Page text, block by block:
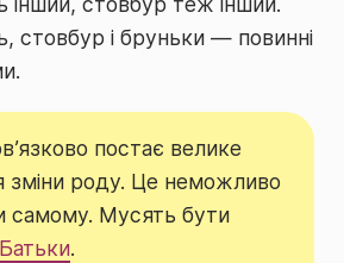
стовбур і бруньки — повинні
постає велике
зміни роду. Це неможливо
самому. Мусять бути
Батьки.